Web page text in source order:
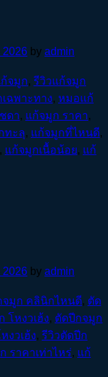
by admin
จมูก, รีวิวแก้จมูก
ฉพาะทาง, หมอแก้
ดา, แก้จมูก ราคา,
ทะลุ, แก้จมูกที่ไหนดี,
, แก้จมูกเนื้อน้อย, แก้
by admin
จมูก คลินิกไหนดี, ตัด
โหงวเฮ้ง, ตัดปีกจมูก
งวเฮ้ง, รีวิวตัดปีก
ราคาเท่าไหร่, แก้